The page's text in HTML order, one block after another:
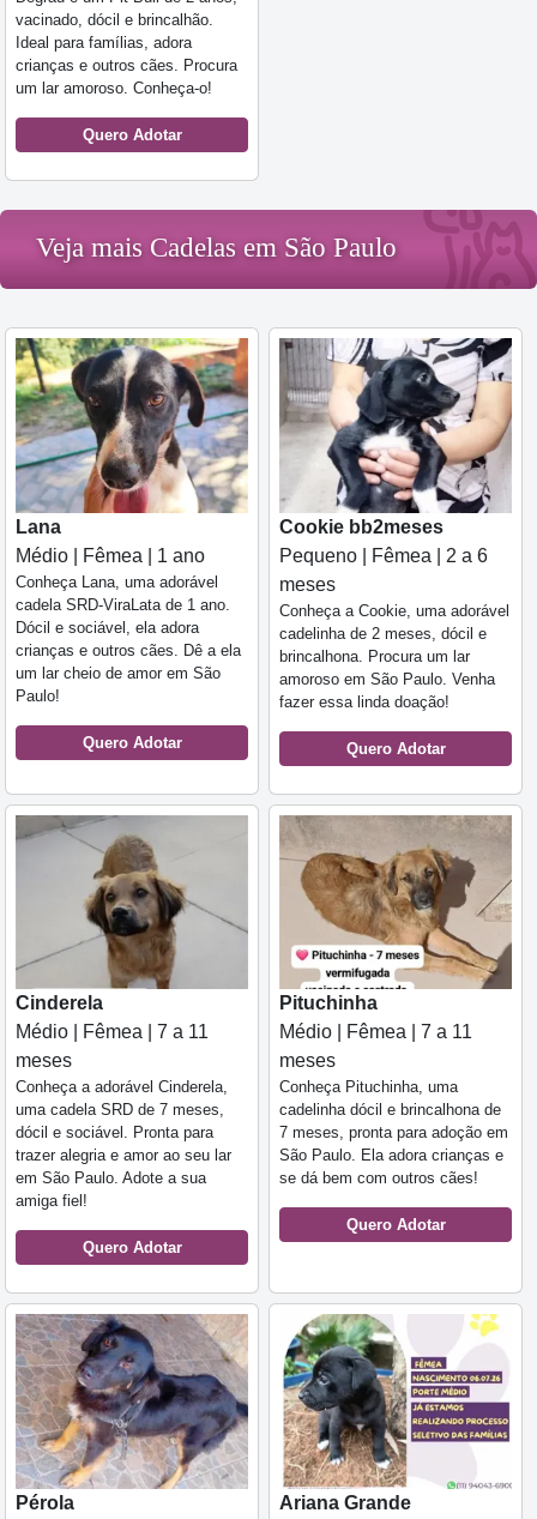
vacinado, dócil e brincalhão.
Ideal para famílias, adora
crianças e outros cães. Procura
um lar amoroso. Conheça-o!
Quero Adotar
Veja mais Cadelas em São Paulo
Lana
Médio | Fêmea | 1 ano
Conheça Lana, uma adorável
cadela SRD-ViraLata de 1 ano.
Dócil e sociável, ela adora
crianças e outros cães. Dê a ela
um lar cheio de amor em São
Paulo!
Quero Adotar
Cookie bb2meses
Pequeno | Fêmea | 2 a 6
meses
Conheça a Cookie, uma adorável
cadelinha de 2 meses, dócil e
brincalhona. Procura um lar
amoroso em São Paulo. Venha
fazer essa linda doação!
Quero Adotar
Cinderela
Médio | Fêmea | 7 a 11
meses
Conheça a adorável Cinderela,
uma cadela SRD de 7 meses,
dócil e sociável. Pronta para
trazer alegria e amor ao seu lar
em São Paulo. Adote a sua
amiga fiel!
Quero Adotar
Pituchinha
Médio | Fêmea | 7 a 11
meses
Conheça Pituchinha, uma
cadelinha dócil e brincalhona de
7 meses, pronta para adoção em
São Paulo. Ela adora crianças e
se dá bem com outros cães!
Quero Adotar
Pérola
Ariana Grande